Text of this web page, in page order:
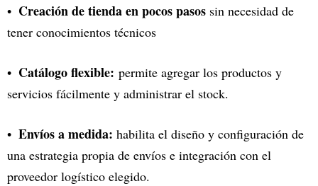
Creación de tienda en pocos pasos sin necesidad de
tener conocimientos técnicos
Catálogo flexible: permite agregar los productos y
servicios fácilmente y administrar el stock.
Envíos a medida: habilita el diseño y configuración de
una estrategia propia de envíos e integración con el
proveedor logístico elegido.